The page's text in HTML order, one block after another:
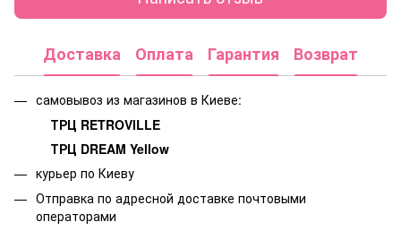
Доставка Оплата Гарантия Возврат
самовывоз из магазинов в Киеве:
ТРЦ RETROVILLE
ТРЦ DREAM Yellow
курьер по Киеву
Отправка по адресной доставке почтовыми
операторами